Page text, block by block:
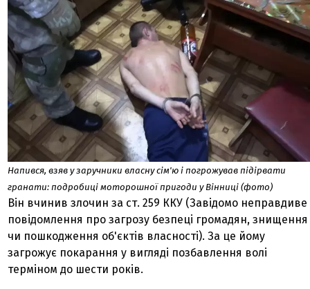
Напився, взяв у заручники власну сім'ю і погрожував підірвати
гранати: подробиці моторошної пригоди у Вінниці (фото)
Він вчинив злочин за ст. 259 ККУ (Завідомо неправдиве
повідомлення про загрозу безпеці громадян, знищення
чи пошкодження об'єктів власності). За це йому
загрожує покарання у вигляді позбавлення волі
терміном до шести років.